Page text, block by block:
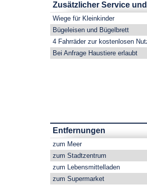
Zusätzlicher Service
Wiege für Kleinkinder
Bügeleisen und Bügelbrett
4 Fahrräder zur kostenlosen
Bei Anfrage Haustiere erlaubt
Entfernungen
zum Meer
zum Stadtzentrum
zum Lebensmittelladen
zum Supermarket